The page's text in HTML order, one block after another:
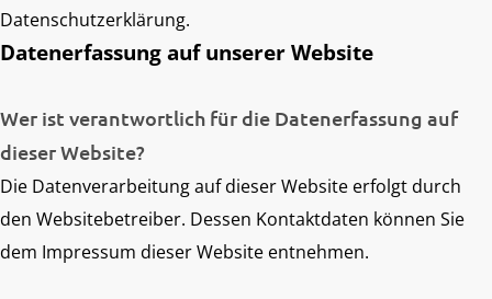
Datenschutzerklärung.
Datenerfassung auf unserer Website
Wer ist verantwortlich für die Datenerfassung auf
dieser Website?
Die Datenverarbeitung auf dieser Website erfolgt durch
den Websitebetreiber. Dessen Kontaktdaten können Sie
dem Impressum dieser Website entnehmen.